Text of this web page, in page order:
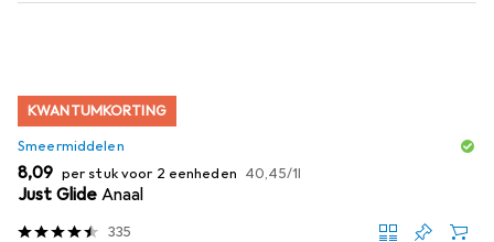
KWANTUMKORTING
Smeermiddelen
EUR
8,09 per stuk voor 2 eenheden EUR
40,45/1l
Just Glide Anaal
335